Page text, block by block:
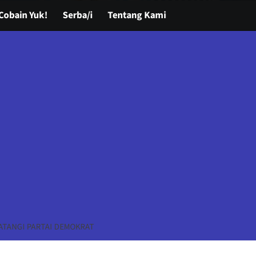
Yuk! Serba/i Tentang Kami
PARTAI DEMOKRAT